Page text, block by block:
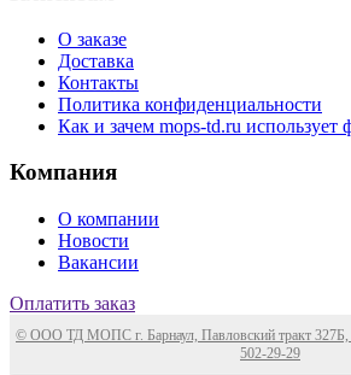
О заказе
Доставка
Контакты
Политика конфиденциальности
Как и зачем mops-td.ru использует
Компания
О компании
Новости
Вакансии
Оплатить заказ
© ООО ТД МОПС г. Барнаул, Павловский тракт 327Б,
502-29-29